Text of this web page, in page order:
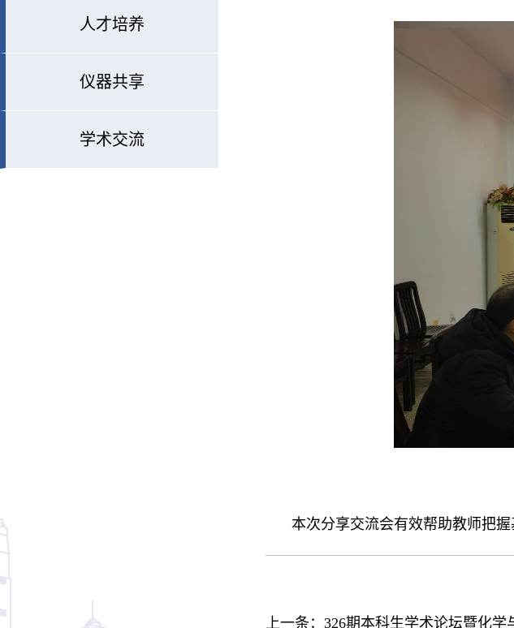
人才培养
仪器共享
学术交流
本次分享交流会有效帮助教师把
上一条： 326期本科生学术论坛暨化